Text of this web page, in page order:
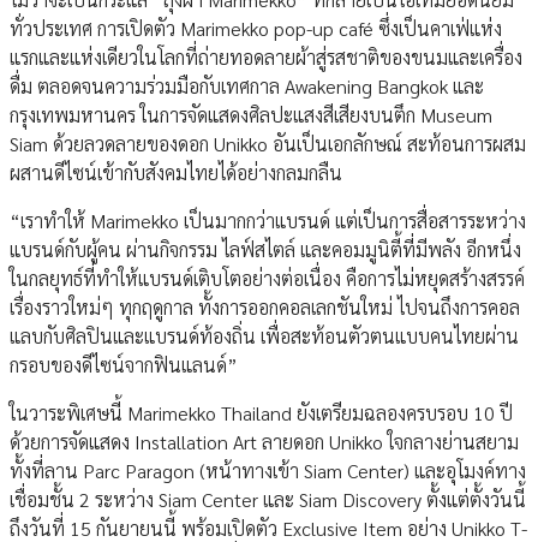
ทั่วประเทศ การเปิดตัว Marimekko pop-up café ซึ่งเป็นคาเฟ่แห่ง
แรกและแห่งเดียวในโลกที่ถ่ายทอดลายผ้าสู่รสชาติของขนมและเครื่อง
ดื่ม ตลอดจนความร่วมมือกับเทศกาล Awakening Bangkok และ
กรุงเทพมหานคร ในการจัดแสดงศิลปะแสงสีเสียงบนตึก Museum
Siam ด้วยลวดลายของดอก Unikko อันเป็นเอกลักษณ์ สะท้อนการผสม
ผสานดีไซน์เข้ากับสังคมไทยได้อย่างกลมกลืน
“เราทำให้ Marimekko เป็นมากกว่าแบรนด์ แต่เป็นการสื่อสารระหว่าง
แบรนด์กับผู้คน ผ่านกิจกรรม ไลฟ์สไตล์ และคอมมูนิตี้ที่มีพลัง อีกหนึ่ง
ในกลยุทธ์ที่ทำให้แบรนด์เติบโตอย่างต่อเนื่อง คือการไม่หยุดสร้างสรรค์
เรื่องราวใหม่ๆ ทุกฤดูกาล ทั้งการออกคอลเลกชันใหม่ ไปจนถึงการคอล
แลบกับศิลปินและแบรนด์ท้องถิ่น เพื่อสะท้อนตัวตนแบบคนไทยผ่าน
กรอบของดีไซน์จากฟินแลนด์”
ในวาระพิเศษนี้ Marimekko Thailand ยังเตรียมฉลองครบรอบ 10 ปี
ด้วยการจัดแสดง Installation Art ลายดอก Unikko ใจกลางย่านสยาม
ทั้งที่ลาน Parc Paragon (หน้าทางเข้า Siam Center) และอุโมงค์ทาง
เชื่อมชั้น 2 ระหว่าง Siam Center และ Siam Discovery ตั้งแต่ตั้งวันนี้
ถึงวันที่ 15 กันยายนนี้ พร้อมเปิดตัว Exclusive Item อย่าง Unikko T-